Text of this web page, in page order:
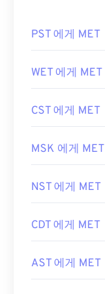
PST 에게 MET
WET 에게 MET
CST 에게 MET
MSK 에게 MET
NST 에게 MET
CDT 에게 MET
AST 에게 MET